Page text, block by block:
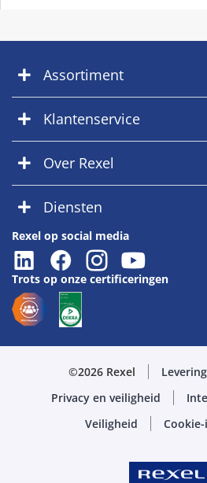
Assortiment
Klantenservice
Over Rexel
Diensten
Rexel op social media
Trots op onze certificeringen
©2026 Rexel
Privacy en veiligheid
Veiligheid